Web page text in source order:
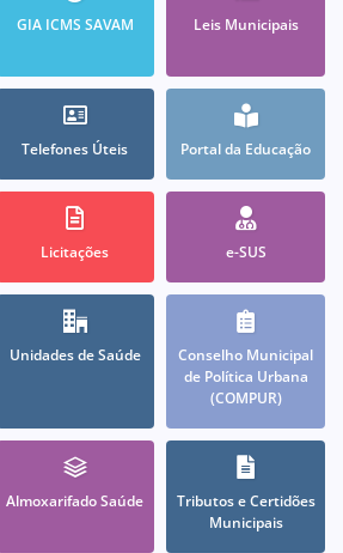
GIA ICMS SAVAM Leis Municipais
Telefones Úteis Portal da Educação
Licitações e-SUS
Unidades de Saúde
Conselho Municipal
de Política Urbana
(COMPUR)
Almoxarifado Saúde
Tributos e Certidões
Municipais